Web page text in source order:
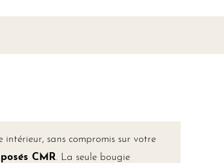
sans compromis sur votre
CMR. La seule bougie